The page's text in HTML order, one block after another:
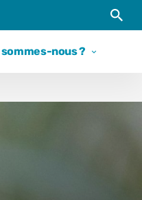
sommes-nous ?
Trigger